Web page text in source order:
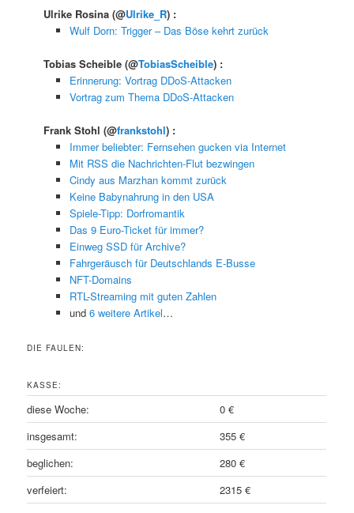
Ulrike Rosina(@Ulrike_R) :
Wulf Dorn: Trigger – Das Böse kehrt zurück
Tobias Scheible(@TobiasScheible) :
Erinnerung: Vortrag DDoS-Attacken
Vortrag zum Thema DDoS-Attacken
Frank Stohl(@frankstohl) :
Immer beliebter: Fernsehen gucken via Internet
Mit RSS die Nachrichten-Flut bezwingen
Cindy aus Marzhan kommt zurück
Keine Babynahrung in den USA
Spiele-Tipp: Dorfromantik
Das 9 Euro-Ticket für immer?
Einweg SSD für Archive?
Fahrgeräusch für Deutschlands E-Busse
NFT-Domains
RTL-Streaming mit guten Zahlen
und 6 weitere Artikel…
DIE FAULEN:
KASSE:
diese Woche:
0 €
insgesamt:
355 €
beglichen:
280 €
verfeiert:
2315 €